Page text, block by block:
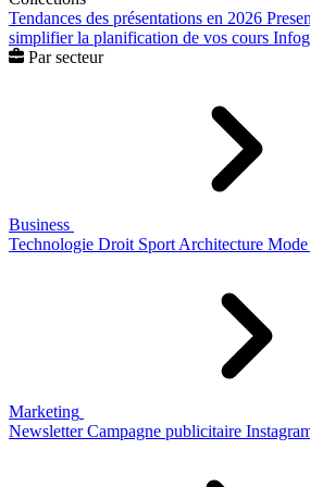
Tendances des présentations en 2026
simplifier la planification de vos cours
Par secteur
Business
Technologie Droit Sport Architecture Mode
Marketing
Newsletter Campagne publicitaire